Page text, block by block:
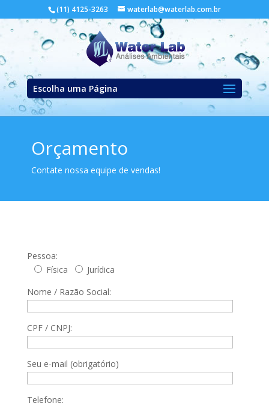
(11) 4125-3263 waterlab@waterlab.com.br
Escolha uma Página
Orçamento
Contate nossa equipe de vendas!
Pessoa:
Física
Jurídica
Nome / Razão Social:
CPF / CNPJ:
Seu e-mail (obrigatório)
Telefone: